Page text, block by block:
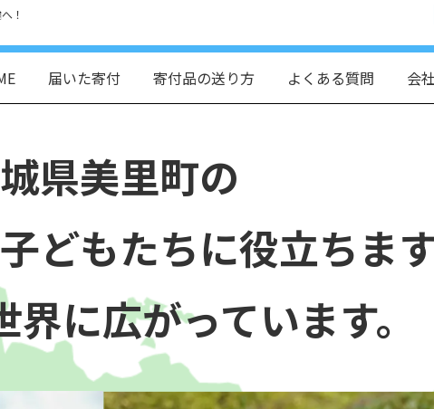
！
届いた寄付 寄付品の送り方 よくある質問 会
県美里町の
どもたちに役立ちま
に広がっています。